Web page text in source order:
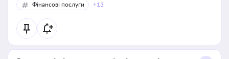
Фінансові послуги
+13